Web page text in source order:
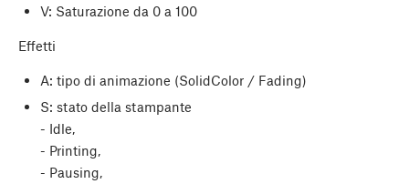
V: Saturazione da 0 a 100
Effetti
A: tipo di animazione (SolidColor / Fading)
S: stato della stampante
- Idle,
- Printing,
- Pausing,